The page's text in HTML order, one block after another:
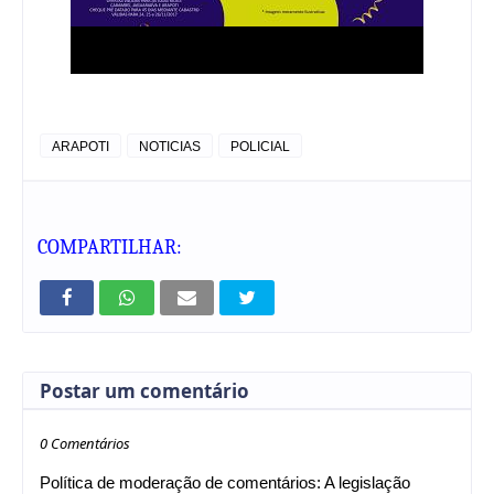
ARAPOTI NOTICIAS POLICIAL
COMPARTILHAR:
Postar um comentário
0 Comentários
Política de moderação de comentários: A legislação